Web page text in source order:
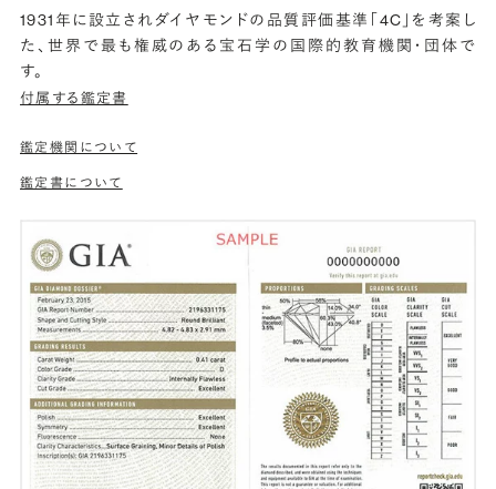
1931年に設立されダイヤモンドの品質評価基準「4C」を考案し
た、世界で最も権威のある宝石学の国際的教育機関・団体で
す。
付属する鑑定書
鑑定機関について
鑑定書について